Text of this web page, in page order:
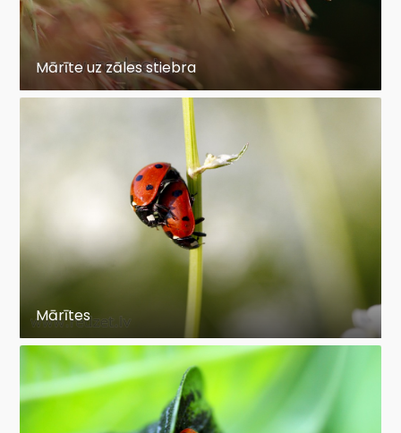
Mārīte uz zāles stiebra
Mārītes